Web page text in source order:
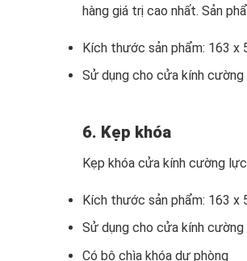
hàng giá trị cao nhất. Sản
Kích thước sản phẩm: 163 x
Sử dụng cho cửa kính
6. Kẹp khóa
Kẹp khóa cửa kính cường
Kích thước sản phẩm: 163 x
Sử dụng cho cửa kính
Có bộ chìa khóa dự phòng